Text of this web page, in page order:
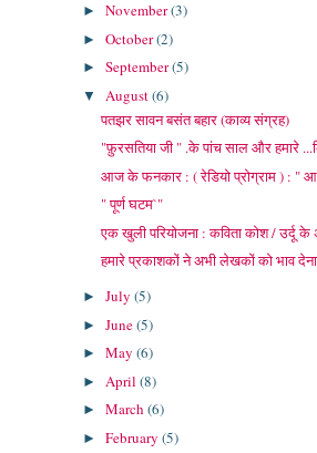
►November(3)
►October(2)
►September(5)
▼ August(6)
पतझर सावन बसंत बहार (काव्य संग्रह)
"फ़ुरसतिया जी " .के पांच साल और हमारे
आज के फनकार : ( रेडियो प्रोग्राम ) : "
" पूर्ण घटम`"
एक खुली परियोजना : कविता कोश / उर्दू के
हमारे प्रकाशकों ने अभी लेखकों को भाव
►July(5)
►June(5)
►May(6)
► April(8)
►March(6)
►February(5)